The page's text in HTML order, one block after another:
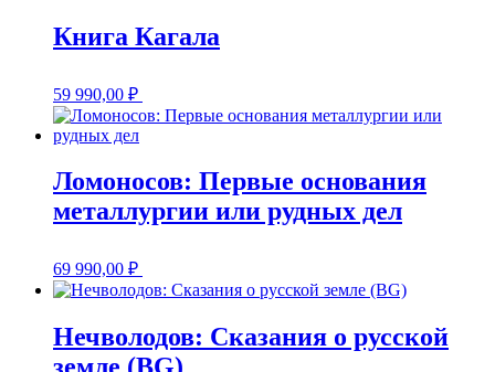
Книга Кагала
59 990,00 ₽
Ломоносов: Первые основания
металлургии или рудных дел
69 990,00 ₽
Нечволодов: Сказания о русской